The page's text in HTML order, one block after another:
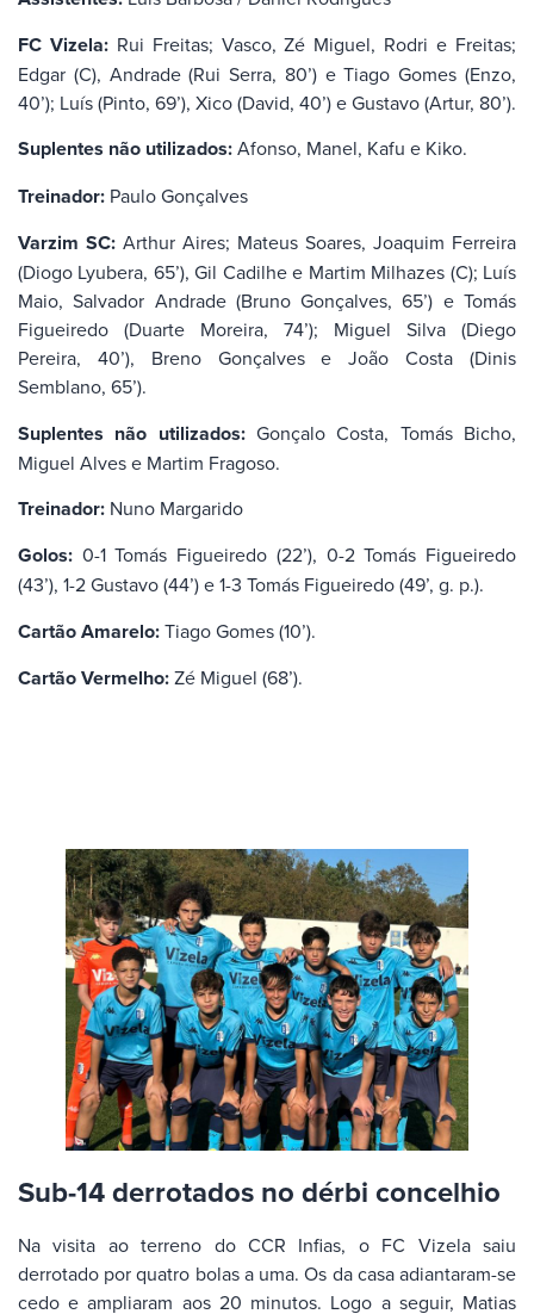
FC Vizela:Rui Freitas; Vasco, Zé Miguel, Rodri e Freitas;
Edgar (C), Andrade (Rui Serra, 80’) e Tiago Gomes (Enzo,
40’); Luís (Pinto, 69’), Xico (David, 40’) e Gustavo (Artur, 80’).
Suplentes não utilizados:Afonso, Manel, Kafu e Kiko.
Treinador: Paulo Gonçalves
Varzim SC: Arthur Aires; Mateus Soares, Joaquim Ferreira
(Diogo Lyubera, 65’), Gil Cadilhe e Martim Milhazes (C); Luís
Maio, Salvador Andrade (Bruno Gonçalves, 65’) e Tomás
Figueiredo (Duarte Moreira, 74’); Miguel Silva (Diego
Pereira, 40’), Breno Gonçalves e João Costa (Dinis
Semblano, 65’).
Suplentes não utilizados:Gonçalo Costa, Tomás Bicho,
Miguel Alves e Martim Fragoso.
Treinador: Nuno Margarido
Golos: 0-1 Tomás Figueiredo (22’), 0-2 Tomás Figueiredo
(43’), 1-2 Gustavo (44’) e 1-3 Tomás Figueiredo (49’, g. p.).
Cartão Amarelo:Tiago Gomes (10’).
Cartão Vermelho:Zé Miguel (68’).
Sub-14 derrotados no dérbi concelhio
Na visita ao terreno do CCR Infias, o FC Vizela saiu
derrotado por quatro bolas a uma. Os da casa adiantaram-se
cedo e ampliaram aos 20 minutos. Logo a seguir, Matias